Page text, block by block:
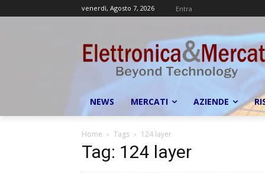
venerdì, Agosto 7, 2026 Entra
NEWS MERCATI AZIENDE
Home Tags 124 layer
Tag: 124 layer